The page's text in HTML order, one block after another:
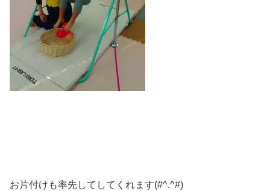
お片付けも率先してしてくれます(#^.^#)